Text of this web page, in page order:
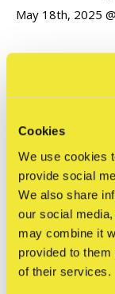
Cookies
We use cookies
provide social
We also share
our social
may combine it
provided to
of their services.
May 18th, 2025
Let op:
Om ervoor te